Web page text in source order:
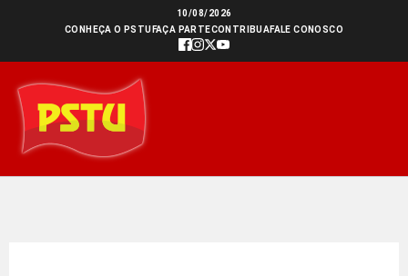
conteúdo
10/08/2026
CONHEÇA O PSTU FAÇA PARTECONTRIBUAFALE CONOSCO